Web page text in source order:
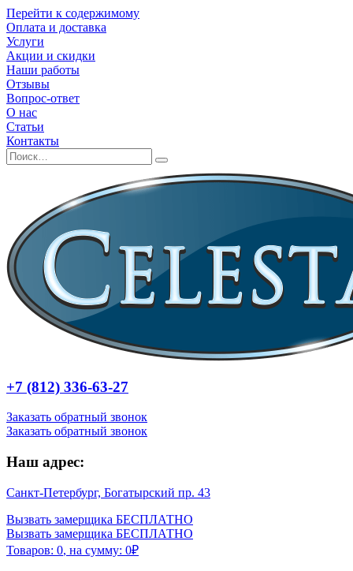
Перейти к содержимому
Оплата и доставка
Услуги
Акции и скидки
Наши работы
Отзывы
Вопрос-ответ
О нас
Статьи
Контакты
+7 (812) 336-63-27
Заказать обратный звонок
Заказать обратный звонок
Наш адрес:
Санкт-Петербург, Богатырский пр. 43
Вызвать замерщика БЕСПЛАТНО
Вызвать замерщика БЕСПЛАТНО
Товаров: 0, на сумму: 0₽